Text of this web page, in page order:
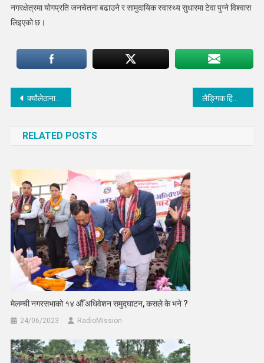
नगरक्षेत्रमा योगप्रति जनचेतना बढाउने र सामुदायिक स्वास्थ्य सुधारमा टेवा पुग्ने विश्वास
लिइएको छ।
Post
क्यौलेठानाका विद्यार्थीहरुलाई न्यानो कपडा र खेलकुद सामग्री वितरण लैङ्गिक हिंसा विरुद्ध १६ दिने अभियान : मेलम्ची नगरपालिकामा अभिमुखिकरण कार्यक्रम सुरु
RELATED POSTS
मेलम्ची नगरसभाको १४ औँ अधिवेशन समुद्घाटन, कसले के भने ?
24/06/2023 RadioMission